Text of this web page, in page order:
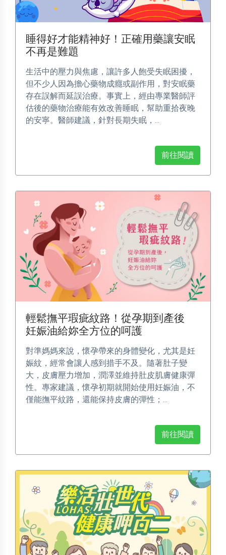
睡得好才能精神好！正確用藥讓安眠
不再是難題
生活中的壓力與焦慮，讓許多人飽受失眠困擾，
但不少人因為擔心藥物成癮或副作用，對安眠藥
存在誤解而延誤治療。事實上，經由專業醫師評
估後的藥物治療能有效改善睡眠，幫助重拾夜晚
的安寧。醫師建議，針對長期失眠，...
前往閱讀
輕鬆撫平瑕疵紋路！從孕期到產後
妊娠油給妳全方位的呵護
對準媽媽來說，懷孕帶來的身體變化，尤其是妊
娠紋，經常會讓人感到措手不及。隨著肚子變
大，皮膚壓力增加，潤澤並維持肚皮肌膚健康彈
性。專家建議，懷孕初期就開始使用妊娠油，不
僅能撫平紋路，還能保持皮膚的彈性；...
前往閱讀